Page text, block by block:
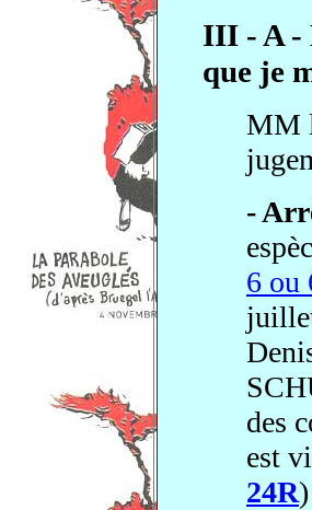
III - A -
que je
MM
-
6 ou
des
est
24R